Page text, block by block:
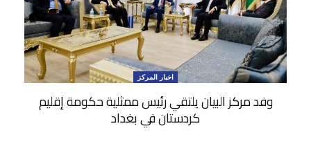
اخبار المركز
وفد مركز البيان يلتقي رئيس ممثلية حكومة إقليم
كردستان في بغداد